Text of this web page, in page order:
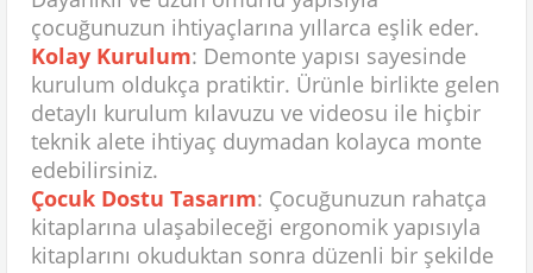
çocuğunuzun ihtiyaçlarına yıllarca eşlik eder.
Kolay Kurulum: Demonte yapısı sayesinde
kurulum oldukça pratiktir. Ürünle birlikte gelen
detaylı kurulum kılavuzu ve videosu ile hiçbir
teknik alete ihtiyaç duymadan kolayca monte
edebilirsiniz.
Çocuk Dostu Tasarım: Çocuğunuzun rahatça
kitaplarına ulaşabileceği ergonomik yapısıyla
kitaplarını okuduktan sonra düzenli bir şekilde